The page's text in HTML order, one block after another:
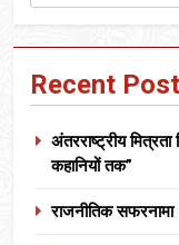
Recent
अंतरराष्ट्रीय
कहानियों तक”
राजनीतिक